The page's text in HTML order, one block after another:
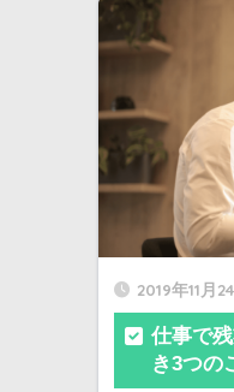
2019年11月
仕事で
き3つの